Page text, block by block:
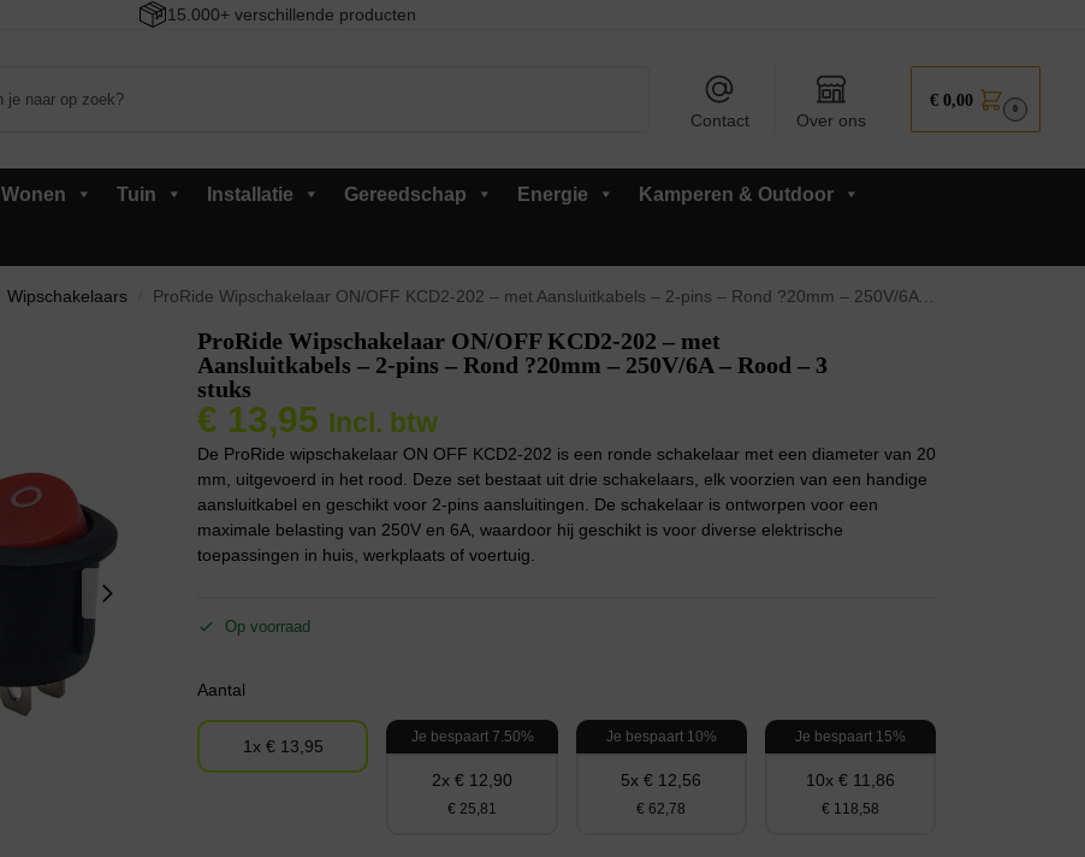
15.000+ verschillende producten
Contact Over ons
€ 0,00 0
Wonen Tuin Installatie Gereedschap Energie Kamperen & Outdoor
Wipschakelaars ProRide Wipschakelaar ON/OFF KCD2-202 – met Aansluitkabels – 2-pins – Rond ?20mm – 250V/6A – Rood – 3 stuks
ProRide Wipschakelaar ON/OFF KCD2-202 – met
Aansluitkabels – 2-pins – Rond ?20mm – 250V/6A – Rood – 3
stuks
€ 13,95 Incl. btw
De ProRide wipschakelaar ON OFF KCD2-202 is een ronde schakelaar met een diameter van 20
mm, uitgevoerd in het rood. Deze set bestaat uit drie schakelaars, elk voorzien van een handige
aansluitkabel en geschikt voor 2-pins aansluitingen. De schakelaar is ontworpen voor een
maximale belasting van 250V en 6A, waardoor hij geschikt is voor diverse elektrische
toepassingen in huis, werkplaats of voertuig.
Op voorraad
Aantal
1x € 13,95 Je bespaart 7.50%
2x € 12,90
€ 25,81
Je bespaart 10%
5x € 12,56
€ 62,78
Je bespaart 15%
10x € 11,86
€ 118,58